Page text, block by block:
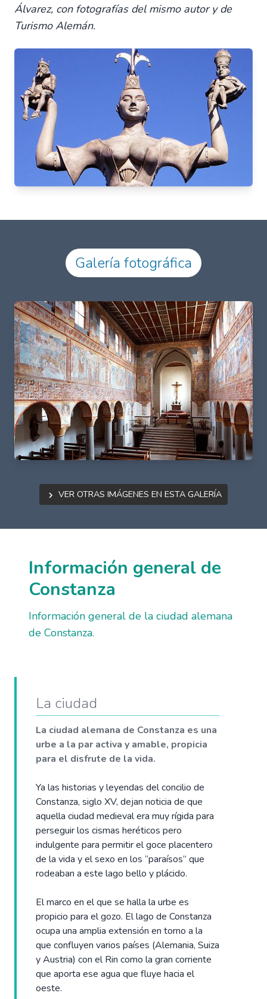
Álvarez, con fotografías del mismo autor y de
Turismo Alemán.
Galería fotográfica
Ver otras imágenes en esta galería
Información general de
Constanza
Información general de la ciudad alemana
de Constanza.
La ciudad
La ciudad alemana de Constanza es una
urbe a la par activa y amable, propicia
para el disfrute de la vida.
Ya las historias y leyendas del concilio de
Constanza, siglo XV, dejan noticia de que
aquella ciudad medieval era muy rígida para
perseguir los cismas heréticos pero
indulgente para permitir el goce placentero
de la vida y el sexo en los “paraísos” que
rodeaban a este lago bello y plácido.
El marco en el que se halla la urbe es
propicio para el gozo. El lago de Constanza
ocupa una amplia extensión en torno a la
que confluyen varios países (Alemania, Suiza
y Austria) con el Rin como la gran corriente
que aporta ese agua que fluye hacia el
oeste.